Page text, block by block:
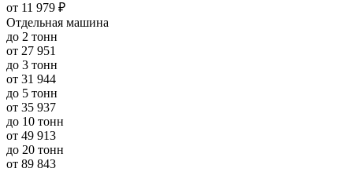
от 11 979 ₽
Отдельная машина
до 2 тонн
от 27 951
до 3 тонн
от 31 944
до 5 тонн
от 35 937
до 10 тонн
от 49 913
до 20 тонн
от 89 843